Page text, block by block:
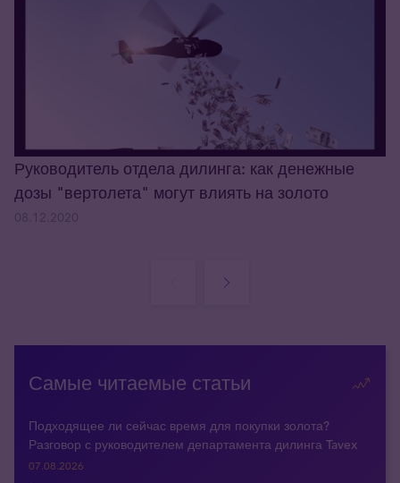
Руководитель отдела дилинга: как денежные
дозы "вертолета" могут влиять на золото
Самые читаемые статьи
Подходящее ли сейчас время для покупки золота?
Разговор с руководителем департамента дилинга Tavex
07.08.2026